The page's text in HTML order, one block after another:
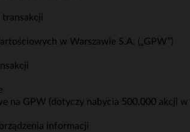
transakcji
w Warszawie S.A. („GPW”)
na GPW (dotyczy nabycia 500.000 akcji
informacji